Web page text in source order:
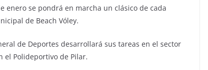
enero se pondrá en marcha un clásico de cada
de Beach Vóley.
de Deportes desarrollará sus tareas en el sector
el Polideportivo de Pilar.